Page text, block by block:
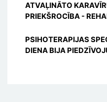
ATVAĻINĀTO
PRIEKŠROCĪBA -
PSIHOTERAPIJAS
DIENA BIJA